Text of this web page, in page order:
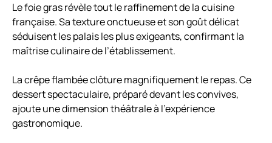
Le foie gras révèle tout le raffinement de la cuisine
française. Sa texture onctueuse et son goût délicat
séduisent les palais les plus exigeants, confirmant la
maîtrise culinaire de l’établissement.
La crêpe flambée clôture magnifiquement le repas. Ce
dessert spectaculaire, préparé devant les convives,
ajoute une dimension théâtrale à l’expérience
gastronomique.